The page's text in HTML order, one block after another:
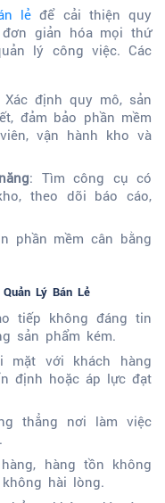
lẻ để cải thiện quy
giản hóa mọi thứ
lý công việc. Các
Xác định quy mô, sản
đảm bảo phần mềm
vận hành kho và
: Tìm công cụ có
theo dõi báo cáo,
phần mềm cân bằng
Lý Bán Lẻ
tiếp không đáng tin
sản phẩm kém.
mặt với khách hàng
định hoặc áp lực đạt
thẳng nơi làm việc
hàng tồn không
hài lòng.